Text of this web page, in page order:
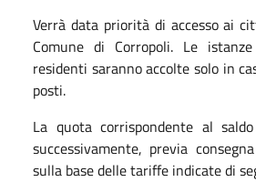
Verrà data priorità di accesso ai
Comune di Corropoli. Le
residenti saranno accolte solo in
posti.
La quota corrispondente al
successivamente, previa
sulla base delle tariffe indicate di